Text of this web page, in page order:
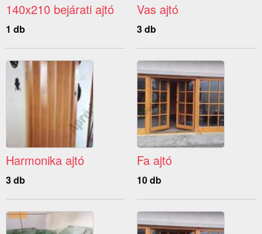
140x210 bejárati ajtó
1 db
Vas ajtó
3 db
Harmonika ajtó
3 db
Fa ajtó
10 db